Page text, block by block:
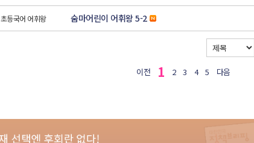
초등국어 어휘왕 숨마어린이 어휘왕 5-2
이전 1 2 3 4 5 다음